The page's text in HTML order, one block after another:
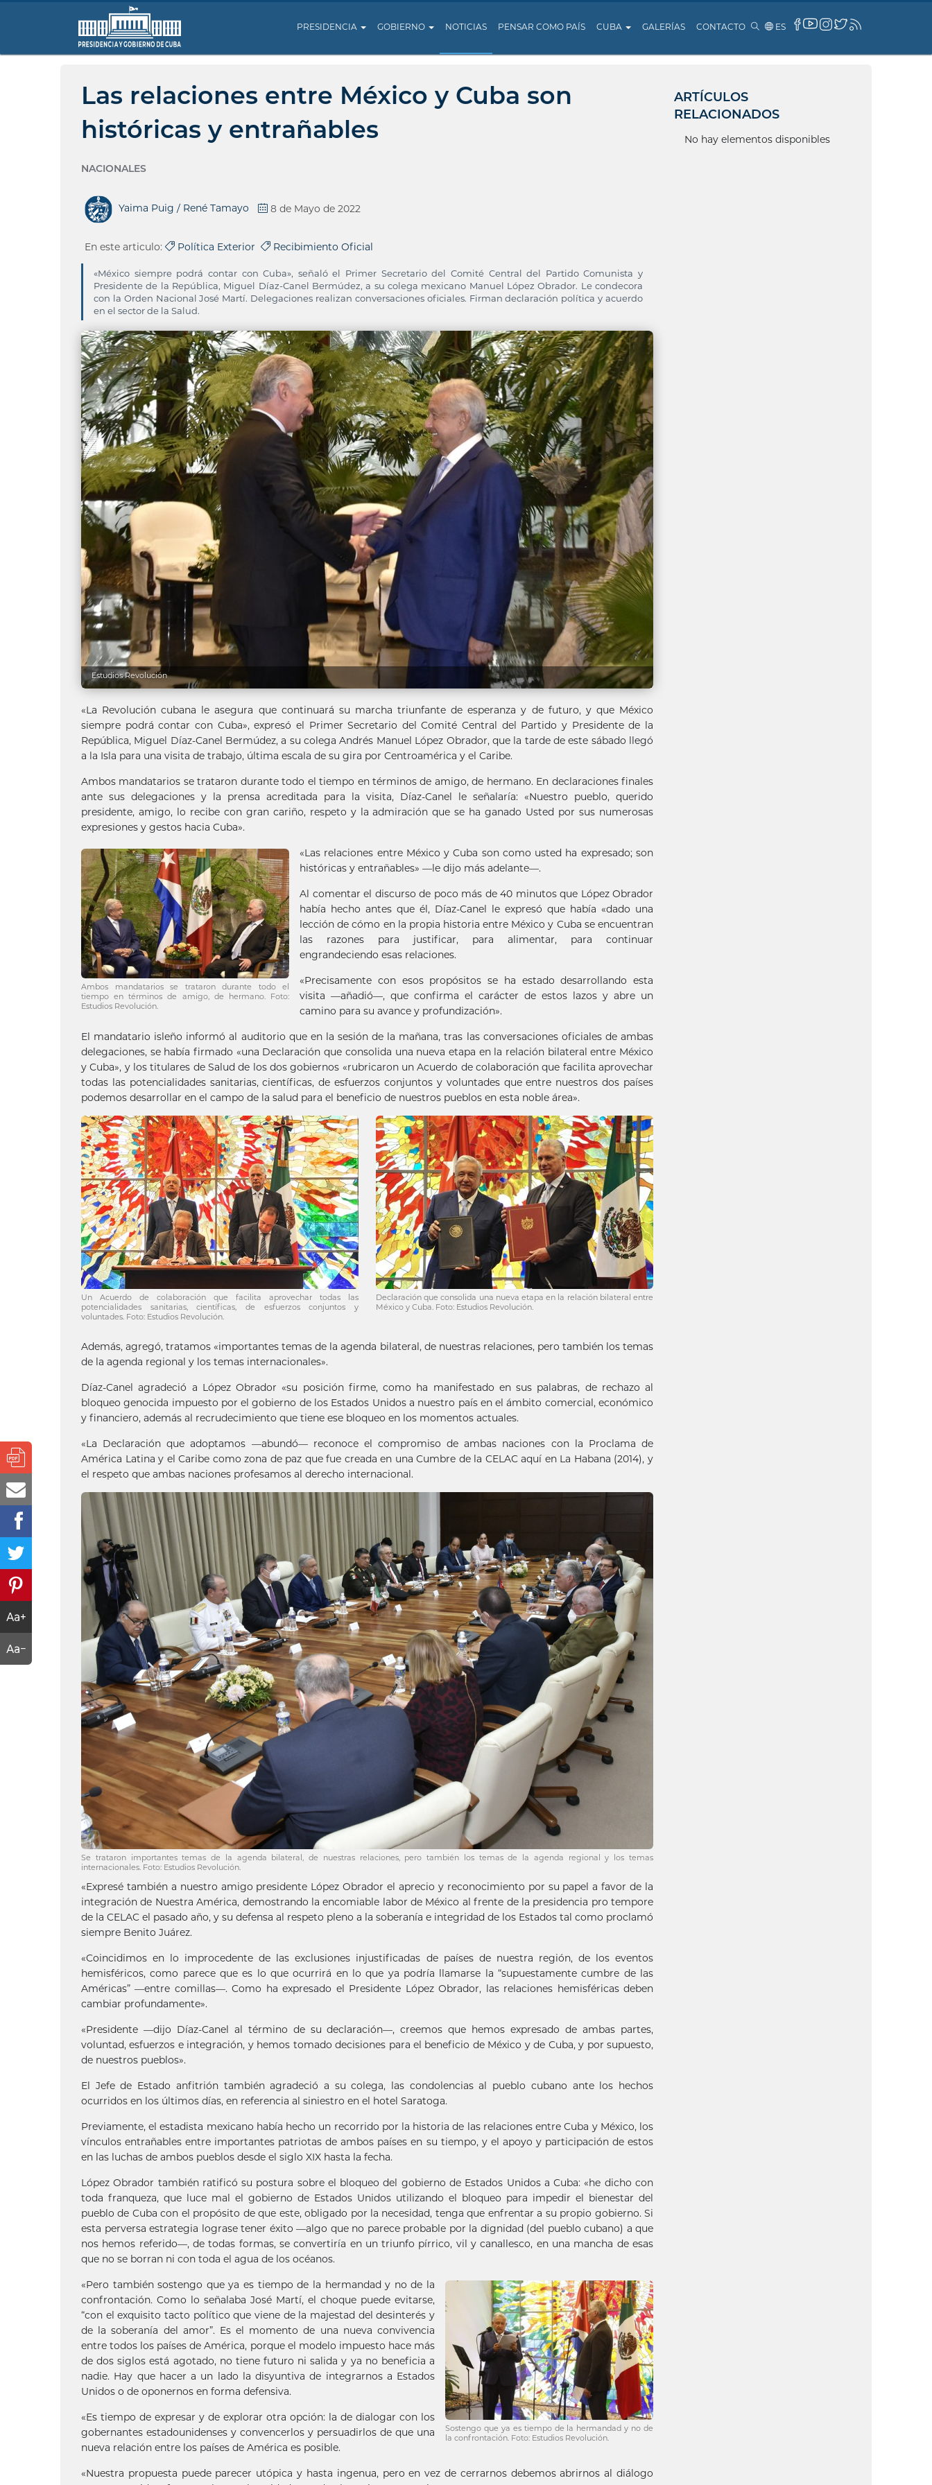
PRESIDENCIA GOBIERNO NOTICIAS PENSAR COMO PAÍS CUBA GALERÍAS CONTACTO ES
Las relaciones entre México y Cuba son
históricas y entrañables
NACIONALES
Yaima Puig / René Tamayo 8 de Mayo de 2022
En este articulo: Política Exterior Recibimiento Oficial
«México siempre podrá contar con Cuba», señaló el Primer Secretario del Comité Central del Partido Comunista y
Presidente de la República, Miguel Díaz-Canel Bermúdez, a su colega mexicano Manuel López Obrador. Le condecora
con la Orden Nacional José Martí. Delegaciones realizan conversaciones oficiales. Firman declaración política y acuerdo
en el sector de la Salud.
Estudios Revolución
«La Revolución cubana le asegura que continuará su marcha triunfante de esperanza y de futuro, y que México
siempre podrá contar con Cuba», expresó el Primer Secretario del Comité Central del Partido y Presidente de la
República, Miguel Díaz-Canel Bermúdez, a su colega Andrés Manuel López Obrador, que la tarde de este sábado llegó
a la Isla para una visita de trabajo, última escala de su gira por Centroamérica y el Caribe.
Ambos mandatarios se trataron durante todo el tiempo en términos de amigo, de hermano. En declaraciones finales
ante sus delegaciones y la prensa acreditada para la visita, Díaz-Canel le señalaría: «Nuestro pueblo, querido
presidente, amigo, lo recibe con gran cariño, respeto y la admiración que se ha ganado Usted por sus numerosas
expresiones y gestos hacia Cuba».
Ambos mandatarios se trataron durante todo el
tiempo en términos de amigo, de hermano. Foto:
Estudios Revolución.
«Las relaciones entre México y Cuba son como usted ha expresado; son
históricas y entrañables» —le dijo más adelante—.
Al comentar el discurso de poco más de 40 minutos que López Obrador
había hecho antes que él, Díaz-Canel le expresó que había «dado una
lección de cómo en la propia historia entre México y Cuba se encuentran
las razones para justificar, para alimentar, para continuar
engrandeciendo esas relaciones.
«Precisamente con esos propósitos se ha estado desarrollando esta
visita —añadió—, que confirma el carácter de estos lazos y abre un
camino para su avance y profundización».
El mandatario isleño informó al auditorio que en la sesión de la mañana, tras las conversaciones oficiales de ambas
delegaciones, se había firmado «una Declaración que consolida una nueva etapa en la relación bilateral entre México
y Cuba», y los titulares de Salud de los dos gobiernos «rubricaron un Acuerdo de colaboración que facilita aprovechar
todas las potencialidades sanitarias, científicas, de esfuerzos conjuntos y voluntades que entre nuestros dos países
podemos desarrollar en el campo de la salud para el beneficio de nuestros pueblos en esta noble área».
Un Acuerdo de colaboración que facilita aprovechar todas las
potencialidades sanitarias, científicas, de esfuerzos conjuntos y
voluntades. Foto: Estudios Revolución.
Declaración que consolida una nueva etapa en la relación bilateral entre
México y Cuba. Foto: Estudios Revolución.
Además, agregó, tratamos «importantes temas de la agenda bilateral, de nuestras relaciones, pero también los temas
de la agenda regional y los temas internacionales».
Díaz-Canel agradeció a López Obrador «su posición firme, como ha manifestado en sus palabras, de rechazo al
bloqueo genocida impuesto por el gobierno de los Estados Unidos a nuestro país en el ámbito comercial, económico
y financiero, además al recrudecimiento que tiene ese bloqueo en los momentos actuales.
«La Declaración que adoptamos —abundó— reconoce el compromiso de ambas naciones con la Proclama de
América Latina y el Caribe como zona de paz que fue creada en una Cumbre de la CELAC aquí en La Habana (2014), y
el respeto que ambas naciones profesamos al derecho internacional.
Se trataron importantes temas de la agenda bilateral, de nuestras relaciones, pero también los temas de la agenda regional y los temas
internacionales. Foto: Estudios Revolución.
«Expresé también a nuestro amigo presidente López Obrador el aprecio y reconocimiento por su papel a favor de la
integración de Nuestra América, demostrando la encomiable labor de México al frente de la presidencia pro tempore
de la CELAC el pasado año, y su defensa al respeto pleno a la soberanía e integridad de los Estados tal como proclamó
siempre Benito Juárez.
«Coincidimos en lo improcedente de las exclusiones injustificadas de países de nuestra región, de los eventos
hemisféricos, como parece que es lo que ocurrirá en lo que ya podría llamarse la “supuestamente cumbre de las
Américas” —entre comillas—. Como ha expresado el Presidente López Obrador, las relaciones hemisféricas deben
cambiar profundamente».
«Presidente —dijo Díaz-Canel al término de su declaración—, creemos que hemos expresado de ambas partes,
voluntad, esfuerzos e integración, y hemos tomado decisiones para el beneficio de México y de Cuba, y por supuesto,
de nuestros pueblos».
El Jefe de Estado anfitrión también agradeció a su colega, las condolencias al pueblo cubano ante los hechos
ocurridos en los últimos días, en referencia al siniestro en el hotel Saratoga.
Previamente, el estadista mexicano había hecho un recorrido por la historia de las relaciones entre Cuba y México, los
vínculos entrañables entre importantes patriotas de ambos países en su tiempo, y el apoyo y participación de estos
en las luchas de ambos pueblos desde el siglo XIX hasta la fecha.
López Obrador también ratificó su postura sobre el bloqueo del gobierno de Estados Unidos a Cuba: «he dicho con
toda franqueza, que luce mal el gobierno de Estados Unidos utilizando el bloqueo para impedir el bienestar del
pueblo de Cuba con el propósito de que este, obligado por la necesidad, tenga que enfrentar a su propio gobierno. Si
esta perversa estrategia lograse tener éxito —algo que no parece probable por la dignidad (del pueblo cubano) a que
nos hemos referido—, de todas formas, se convertiría en un triunfo pírrico, vil y canallesco, en una mancha de esas
que no se borran ni con toda el agua de los océanos.
Sostengo que ya es tiempo de la hermandad y no de
la confrontación. Foto: Estudios Revolución.
«Pero también sostengo que ya es tiempo de la hermandad y no de la
confrontación. Como lo señalaba José Martí, el choque puede evitarse,
“con el exquisito tacto político que viene de la majestad del desinterés y
de la soberanía del amor”. Es el momento de una nueva convivencia
entre todos los países de América, porque el modelo impuesto hace más
de dos siglos está agotado, no tiene futuro ni salida y ya no beneficia a
nadie. Hay que hacer a un lado la disyuntiva de integrarnos a Estados
Unidos o de oponernos en forma defensiva.
«Es tiempo de expresar y de explorar otra opción: la de dialogar con los
gobernantes estadounidenses y convencerlos y persuadirlos de que una
nueva relación entre los países de América es posible.
«Nuestra propuesta puede parecer utópica y hasta ingenua, pero en vez de cerrarnos debemos abrirnos al diálogo
ARTÍCULOS
RELACIONADOS
No hay elementos disponibles